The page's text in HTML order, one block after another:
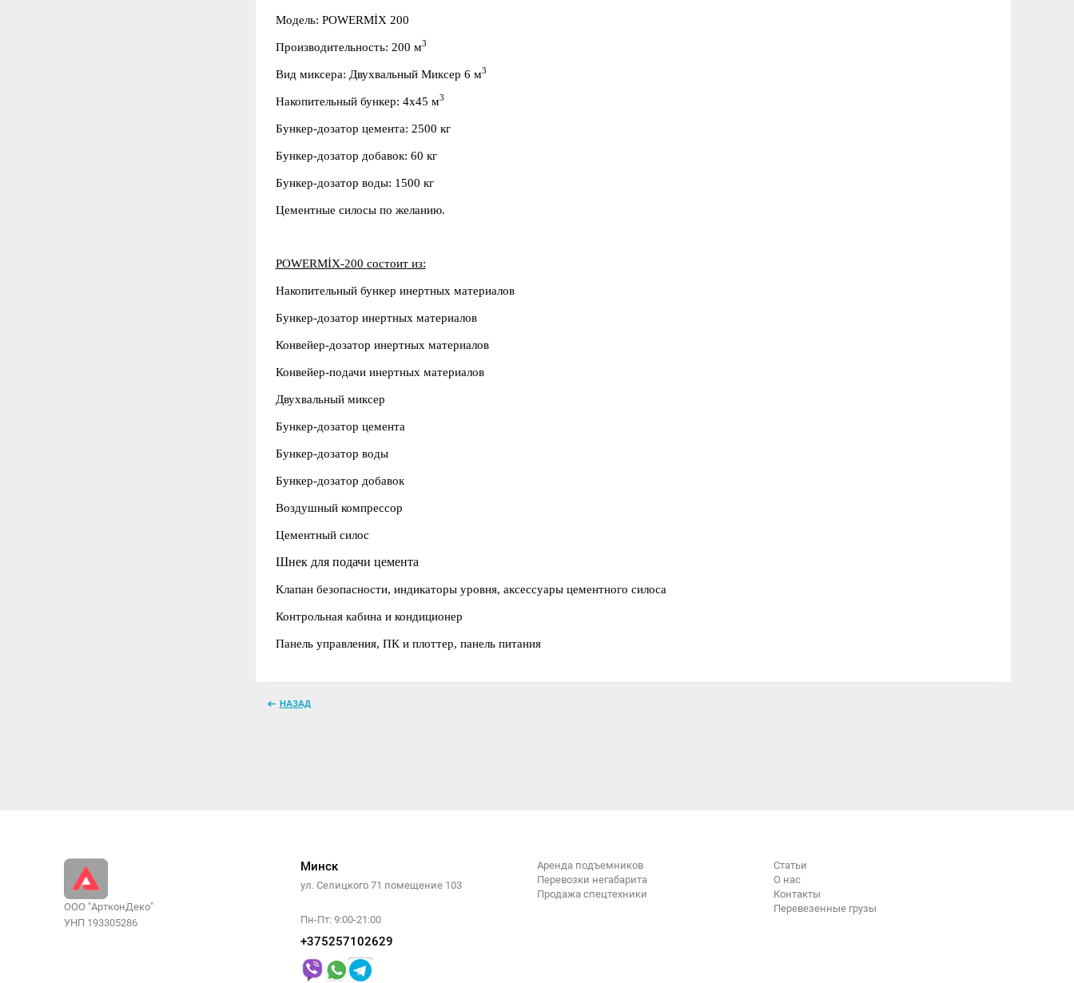
Модель: POWERMİX 200
Производительность: 200 м3
Вид миксера: Двухвальный Миксер 6 м3
Накопительный бункер: 4x45 м3
Бункер-дозатор цемента: 2500 кг
Бункер-дозатор добавок: 60 кг
Бункер-дозатор воды: 1500 кг
Цементные силосы по желанию.
POWERMİX-200 состоит из:
Накопительный бункер инертных материалов
Бункер-дозатор инертных материалов
Конвейер-дозатор инертных материалов
Конвейер-подачи инертных материалов
Двухвальный миксер
Бункер-дозатор цемента
Бункер-дозатор воды
Бункер-дозатор добавок
Воздушный компрессор
Цементный силос
Шнек для подачи цемента
Клапан безопасности, индикаторы уровня, аксессуары цементного силоса
Контрольная кабина и кондиционер
Панель управления, ПК и плоттер, панель питания
НАЗАД
ООО "АртконДеко"
УНП 193305286
Минск
ул. Селицкого 71 помещение 103
Пн-Пт: 9:00-21:00
+375257102629
Аренда подъемников
Перевозки негабарита
Продажа спецтехники
Статьи
О нас
Контакты
Перевезенные грузы